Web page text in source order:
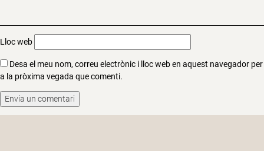
Lloc web
Desa el meu nom, correu electrònic i lloc web en aquest navegador per
a la pròxima vegada que comenti.